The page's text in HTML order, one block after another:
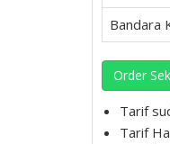
Bandara
Order
Tarif
Tarif